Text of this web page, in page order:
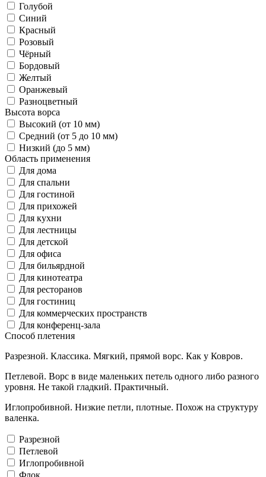
Голубой
Синий
Красный
Розовый
Чёрный
Бордовый
Желтый
Оранжевый
Разноцветный
Высота ворса
Высокий (от 10 мм)
Средний (от 5 до 10 мм)
Низкий (до 5 мм)
Область применения
Для дома
Для спальни
Для гостиной
Для прихожей
Для кухни
Для лестницы
Для детской
Для офиса
Для бильярдной
Для кинотеатра
Для ресторанов
Для гостиниц
Для коммерческих пространств
Для конференц-зала
Способ плетения
Разрезной. Классика. Мягкий, прямой ворс. Как у Ковров.
Петлевой. Ворс в виде маленьких петель одного либо разного
уровня. Не такой гладкий. Практичный.
Иглопробивной. Низкие петли, плотные. Похож на структуру
валенка.
Разрезной
Петлевой
Иглопробивной
Флок